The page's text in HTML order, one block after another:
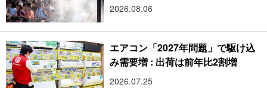
2026.08.06
エアコン「2027年問題」で駆け込
み需要増 : 出荷は前年比2割増
2026.07.25